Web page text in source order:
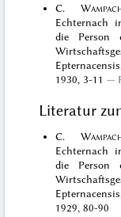
C.
Echternach
die Person
1930, 3-11
Literatur
C.
Echternach
die Person
1929, 80-90